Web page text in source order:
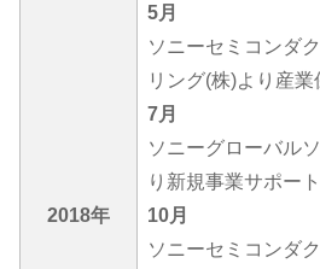
2018年
5月
ソニーセミコンダ
リング(株)より産
7月
ソニーグローバル
り新規事業サポー
10月
ソニーセミコンダ